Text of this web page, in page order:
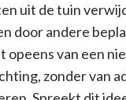
uit de tuin
door andere
opeens van een
zonder van